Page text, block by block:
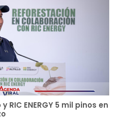
ENERGY 5 mil pinos en